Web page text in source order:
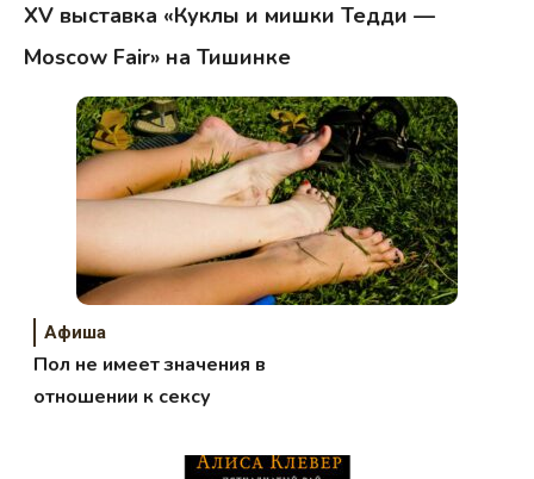
XV выставка «Куклы и мишки Тедди —
Moscow Fair» на Тишинке
Афиша
Пол не имеет значения в
отношении к сексу